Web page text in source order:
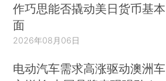
作巧思能否撬动美日货币基本
面
2026年08月06日
电动汽车需求高涨驱动澳洲车